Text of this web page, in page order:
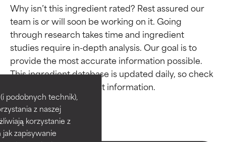
podobnych technik),
z naszej
korzystanie z
zapisywanie
Why isn’t this ingredient rated? Rest assured our
team is or will soon be working on it. Going
through research takes time and ingredient
studies require in-depth analysis. Our goal is to
provide the most accurate information possible.
This ingredient database is updated daily, so check
Oceny składników
BEST
Udowodnione i potwierdzone
przez niezależne badania.
Oceny składników
BEST
Udowodnione i potwierdzone
przez niezależne badania.